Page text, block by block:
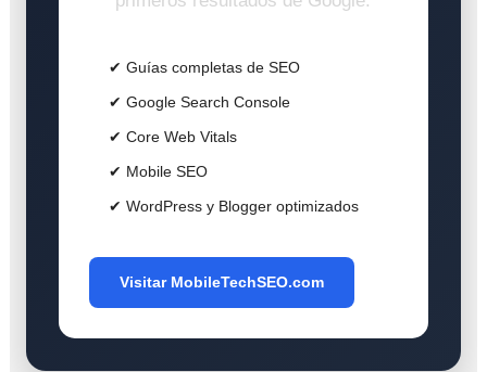
✔ Guías completas de SEO
✔ Google Search Console
✔ Core Web Vitals
✔ Mobile SEO
✔ WordPress y Blogger optimizados
Visitar MobileTechSEO.com